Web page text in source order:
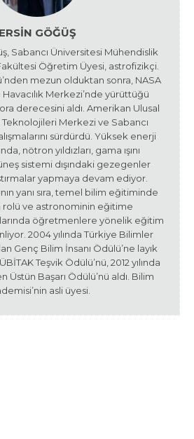
ERSIN GÖĞÜŞ
Sabancı Üniversitesi Mühendislik
Öğretim Üyesi, astrofizikçi.
mezun olduktan sonra, NASA
Merkezi’nde yürüttüğü
derecesini aldı. Amerikan Ulusal
Merkezi ve Sabancı
sürdürdü. Yüksek enerji
nötron yıldızları, gama ışını
sistemi dışındaki gezegenler
yapmaya devam ediyor.
yanı sıra, temel bilim eğitiminde
rolü ve astronominin eğitime
öğretmenlere yönelik eğitim
2004 yılında Türkiye Bilimler
Genç Bilim İnsanı Ödülü’ne layık
Teşvik Ödülü’nü, 2012 yılında
Üstün Başarı Ödülü’nü aldı. Bilim
asli üyesi.